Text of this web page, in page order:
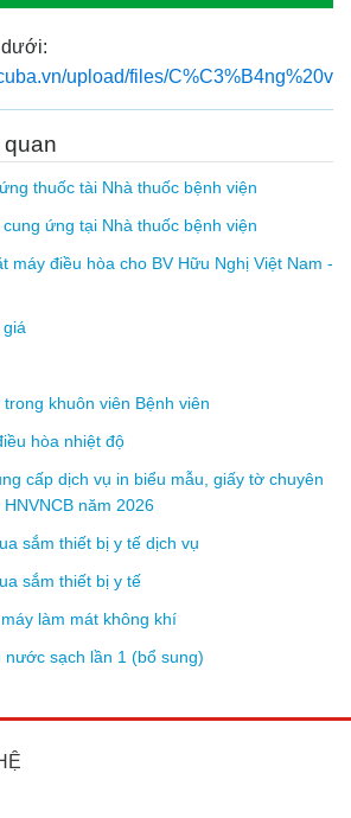
TÁI CHẾ NĂM 2021 CHO
dưới:
upload/files/
quan
thuốc tài Nhà thuốc bệnh viện
ứng tại Nhà thuốc bệnh viện
máy điều hòa cho BV Hữu Nghị Việt Nam -
khuôn viên Bệnh viên
hòa nhiệt độ
cấp dịch vụ in biểu mẫu, giấy tờ chuyên
năm 2026
sắm thiết bị y tế dịch vụ
sắm thiết bị y tế
làm mát không khí
nước sạch lần 1 (bổ sung)